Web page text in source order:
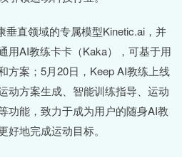
垂直领域的专属模型Kinetic.ai，并
用AI教练卡卡（Kaka），可基于用
方案；5月20日，Keep AI教练上线
动方案生成、智能训练指导、运动
功能，致力于成为用户的随身AI教
地完成运动目标。